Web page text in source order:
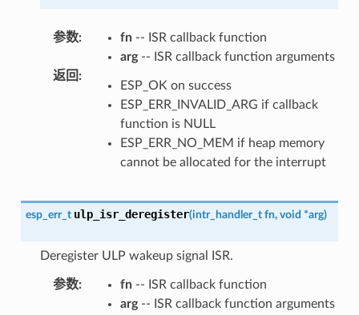
参数: fn-- ISR callback function
arg-- ISR callback function arguments
返回 :
ESP_OK on success
ESP_ERR_INVALID_ARG if callback
function is NULL
ESP_ERR_NO_MEM if heap memory
cannot be allocated for the interrupt
esp_err_t ulp_isr_deregister(intr_handler_t fn, void *arg)
Deregister ULP wakeup signal ISR.
参数: fn-- ISR callback function
arg-- ISR callback function arguments